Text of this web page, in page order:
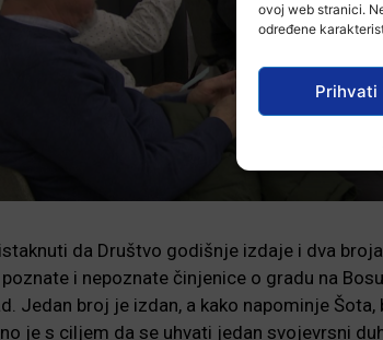
ovoj web stranici.
određene
Prihvati
da Društvo godišnje izdaje i dva
i nepoznate činjenice o gradu na
Jedan broj je izdan, a kako napominje
je s ciljem da se uhvati jedan svojevrsni